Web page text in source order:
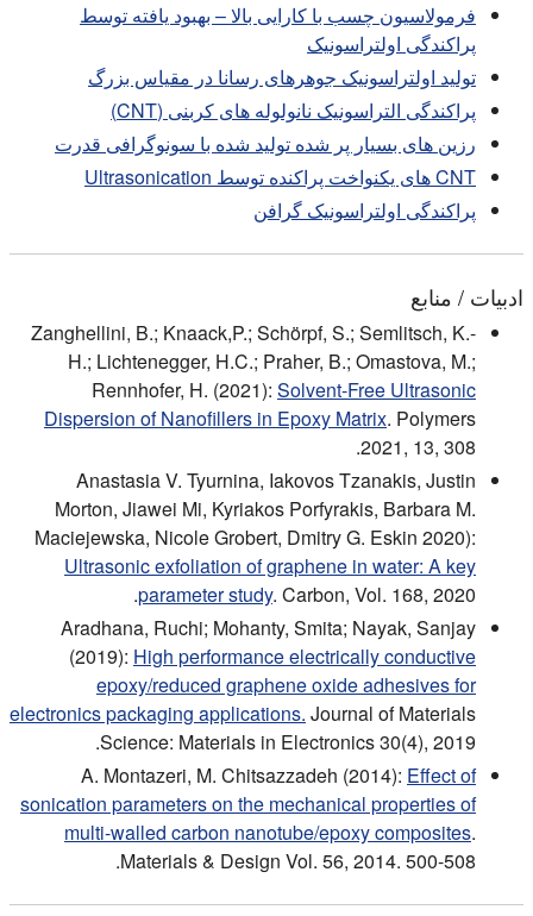
فرمولاسیون چسب با کارایی بالا – بهبود یافته توسط
پراکندگی اولتراسونیک
تولید اولتراسونیک جوهرهای رسانا در مقیاس بزرگ
پراکندگی التراسونیک نانولوله های کربنی (CNT)
رزین های بسیار پر شده تولید شده با سونوگرافی قدرت
CNT های یکنواخت پراکنده توسط Ultrasonication
پراکندگی اولتراسونیک گرافن
ادبیات / منابع
Zanghellini, B.; Knaack,P.; Schörpf, S.; Semlitsch, K.-
H.; Lichtenegger, H.C.; Praher, B.; Omastova, M.;
Rennhofer, H. (2021): Solvent-Free Ultrasonic
Dispersion of Nanofillers in Epoxy Matrix. Polymers
2021, 13, 308.
Anastasia V. Tyurnina, Iakovos Tzanakis, Justin
Morton, Jiawei Mi, Kyriakos Porfyrakis, Barbara M.
Maciejewska, Nicole Grobert, Dmitry G. Eskin 2020):
Ultrasonic exfoliation of graphene in water: A key
parameter study. Carbon, Vol. 168, 2020.
Aradhana, Ruchi; Mohanty, Smita; Nayak, Sanjay
(2019): High performance electrically conductive
epoxy/reduced graphene oxide adhesives for
electronics packaging applications. Journal of Materials
Science: Materials in Electronics 30(4), 2019.
A. Montazeri, M. Chitsazzadeh (2014): Effect of
sonication parameters on the mechanical properties of
multi-walled carbon nanotube/epoxy composites.
Materials & Design Vol. 56, 2014. 500-508.